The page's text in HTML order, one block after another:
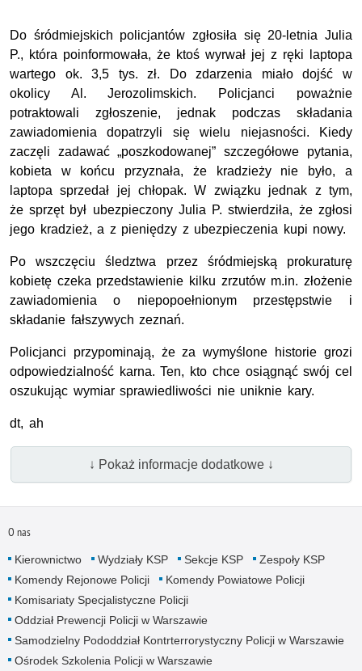
Do śródmiejskich policjantów zgłosiła się 20-letnia Julia
P., która poinformowała, że ktoś wyrwał jej z ręki laptopa
wartego ok. 3,5 tys. zł. Do zdarzenia miało dojść w
okolicy Al. Jerozolimskich. Policjanci poważnie
potraktowali zgłoszenie, jednak podczas składania
zawiadomienia dopatrzyli się wielu niejasności. Kiedy
zaczęli zadawać „poszkodowanej” szczegółowe pytania,
kobieta w końcu przyznała, że kradzieży nie było, a
laptopa sprzedał jej chłopak. W związku jednak z tym,
że sprzęt był ubezpieczony Julia P. stwierdziła, że zgłosi
jego kradzież, a z pieniędzy z ubezpieczenia kupi nowy.
Po wszczęciu śledztwa przez śródmiejską prokuraturę
kobietę czeka przedstawienie kilku zrzutów m.in. złożenie
zawiadomienia o niepopoełnionym przestępstwie i
składanie fałszywych zeznań.
Policjanci przypominają, że za wymyślone historie grozi
odpowiedzialność karna. Ten, kto chce osiągnąć swój cel
oszukując wymiar sprawiedliwości nie uniknie kary.
dt, ah
↓ Pokaż informacje dodatkowe ↓
O nas
Kierownictwo Wydziały KSP Sekcje KSP
Zespoły KSP
Komendy Rejonowe Policji
Komendy Powiatowe Policji
Komisariaty Specjalistyczne Policji
Oddział Prewencji Policji w Warszawie
Samodzielny Pododdział Kontrterrorystyczny Policji w Warszawie
Ośrodek Szkolenia Policji w Warszawie